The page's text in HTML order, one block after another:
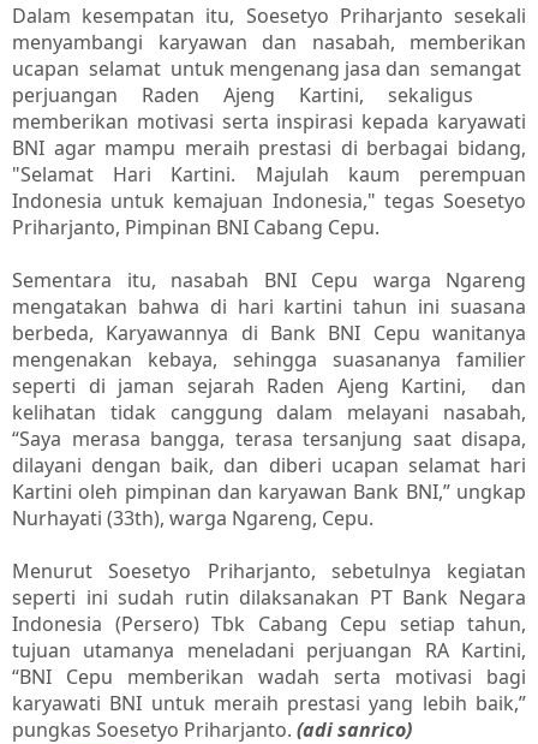
Dalam kesempatan itu, Soesetyo Priharjanto sesekali
menyambangi karyawan dan nasabah, memberikan
ucapan selamat untuk mengenang jasa dan semangat
perjuangan Raden Ajeng Kartini, sekaligus
memberikan motivasi serta inspirasi kepada karyawati
BNI agar mampu meraih prestasi di berbagai bidang,
"Selamat Hari Kartini. Majulah kaum perempuan
Indonesia untuk kemajuan Indonesia," tegas Soesetyo
Priharjanto, Pimpinan BNI Cabang Cepu.
Sementara itu, nasabah BNI Cepu warga Ngareng
mengatakan bahwa di hari kartini tahun ini suasana
berbeda, Karyawannya di Bank BNI Cepu wanitanya
mengenakan kebaya, sehingga suasananya familier
seperti di jaman sejarah Raden Ajeng Kartini, dan
kelihatan tidak canggung dalam melayani nasabah,
“Saya merasa bangga, terasa tersanjung saat disapa,
dilayani dengan baik, dan diberi ucapan selamat hari
Kartini oleh pimpinan dan karyawan Bank BNI,” ungkap
Nurhayati (33th), warga Ngareng, Cepu.
Menurut Soesetyo Priharjanto, sebetulnya kegiatan
seperti ini sudah rutin dilaksanakan PT Bank Negara
Indonesia (Persero) Tbk Cabang Cepu setiap tahun,
tujuan utamanya meneladani perjuangan RA Kartini,
“BNI Cepu memberikan wadah serta motivasi bagi
karyawati BNI untuk meraih prestasi yang lebih baik,”
pungkas Soesetyo Priharjanto. (adi sanrico)